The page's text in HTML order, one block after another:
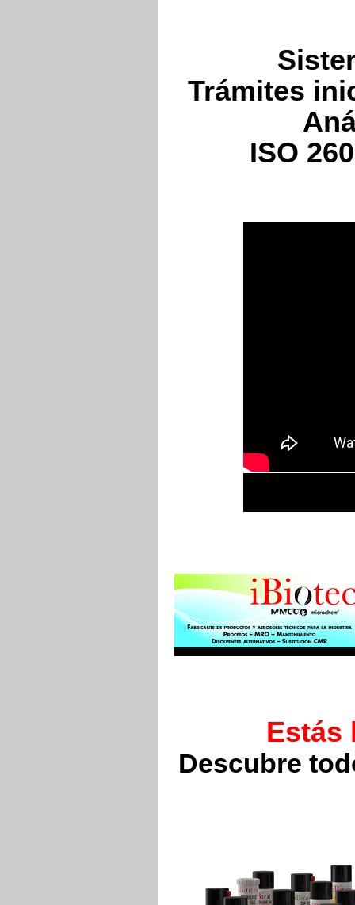
Trámites
ISO
Estás
Descubre